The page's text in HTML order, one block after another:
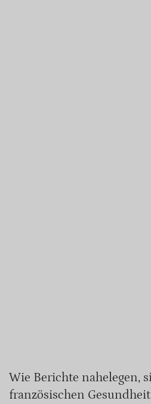
Wie Berichte nahelegen,
französischen